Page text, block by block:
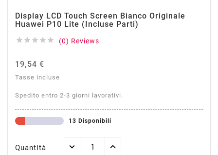
Display LCD Touch Screen Bianco Originale
Huawei P10 Lite (incluse Parti)
     (0) Reviews
19,54 €
Tasse incluse
Spedito entro 2-3 giorni lavorativi.
13 Disponibili
Quantità